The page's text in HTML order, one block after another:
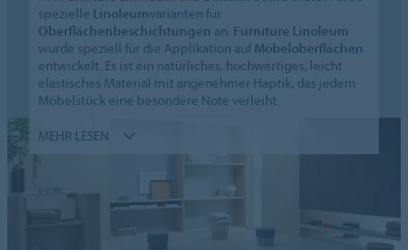
spezielle Linoleumvarianten für
Oberflächenbeschichtungen an. Furniture Linoleum
wurde speziell für die Applikation aufMöbeloberflächen
entwickelt. Es ist ein natürliches, hochwertiges, leicht
elastisches Material mit angenehmer Haptik, das jedem
Möbelstück eine besondere Note verleiht.
MEHR LESEN